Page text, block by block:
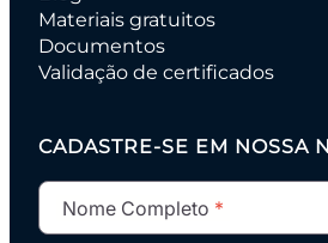
Materiais gratuitos
Documentos
Validação de certificados
CADASTRE-SE EM NOSSA
Nome Completo